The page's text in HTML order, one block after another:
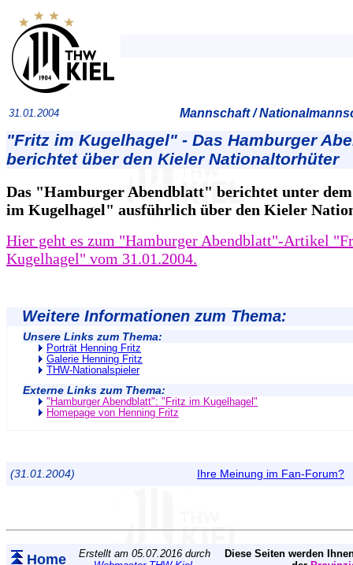
31.01.2004 Mannschaft /
"Fritz im Kugelhagel" - Das Hamburger
berichtet über den Kieler Nationaltorhüter
Das "Hamburger Abendblatt" berichtet unter
im Kugelhagel" ausführlich über den Kieler
Hier geht es zum "Hamburger Abendblatt"-Artikel
Kugelhagel" vom 31.01.2004.
Weitere Informationen zum Thema:
Unsere Links zum Thema:
Porträt Henning Fritz
Galerie Henning Fritz
THW-Nationalspieler
Externe Links zum Thema:
"Hamburger Abendblatt": "Fritz im Kugelhagel"
Homepage von Henning Fritz
(31.01.2004) Ihre Meinung im Fan-Forum?
Home
Erstellt am 05.07.2016 durch
Diese Seiten werden